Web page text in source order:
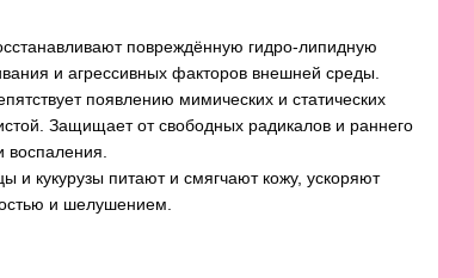
повреждённую гидро-липидную
и агрессивных факторов внешней среды.
появлению мимических и статических
Защищает от свободных радикалов и раннего
воспаления.
кукурузы питают и смягчают кожу, ускоряют
и шелушением.